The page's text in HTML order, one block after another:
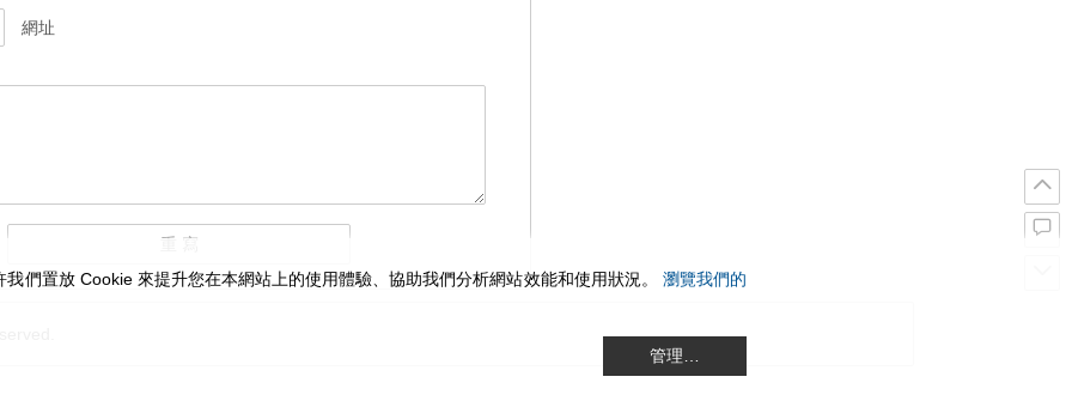
網址
們置放 Cookie 來提升您在本網站上的使用體驗、協助我們分析網站效能和使用狀況。 瀏覽我們的
管理…